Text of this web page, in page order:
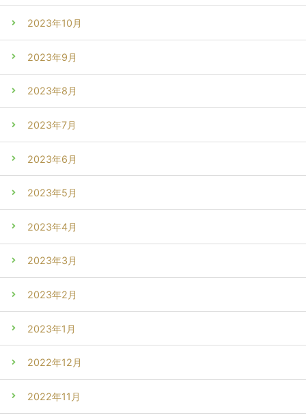
2023年10月
2023年9月
2023年8月
2023年7月
2023年6月
2023年5月
2023年4月
2023年3月
2023年2月
2023年1月
2022年12月
2022年11月